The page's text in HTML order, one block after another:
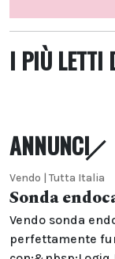
I PIÙ LETTI
ANNUNCI
Vendo | Tutta Italia
Sonda
Vendo sonda
perfettamente